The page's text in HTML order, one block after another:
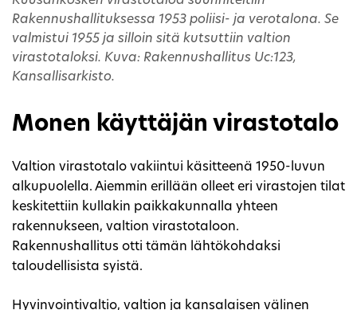
Rakennushallituksessa 1953 poliisi- ja verotalona. Se
valmistui 1955 ja silloin sitä kutsuttiin valtion
virastotaloksi. Kuva: Rakennushallitus Uc:123,
Kansallisarkisto.
Monen käyttäjän virastotalo
Valtion virastotalo vakiintui käsitteenä 1950-luvun
alkupuolella. Aiemmin erillään olleet eri virastojen tilat
keskitettiin kullakin paikkakunnalla yhteen
rakennukseen, valtion virastotaloon.
Rakennushallitus otti tämän lähtökohdaksi
taloudellisista syistä.
Hyvinvointivaltio, valtion ja kansalaisen välinen